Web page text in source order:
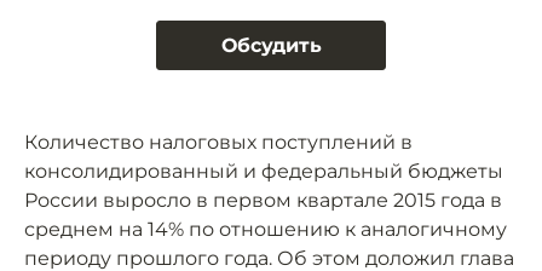
Обсудить
Количество налоговых поступлений в
консолидированный и федеральный бюджеты
России выросло в первом квартале 2015 года в
среднем на 14% по отношению к аналогичному
периоду прошлого года. Об этом доложил глава